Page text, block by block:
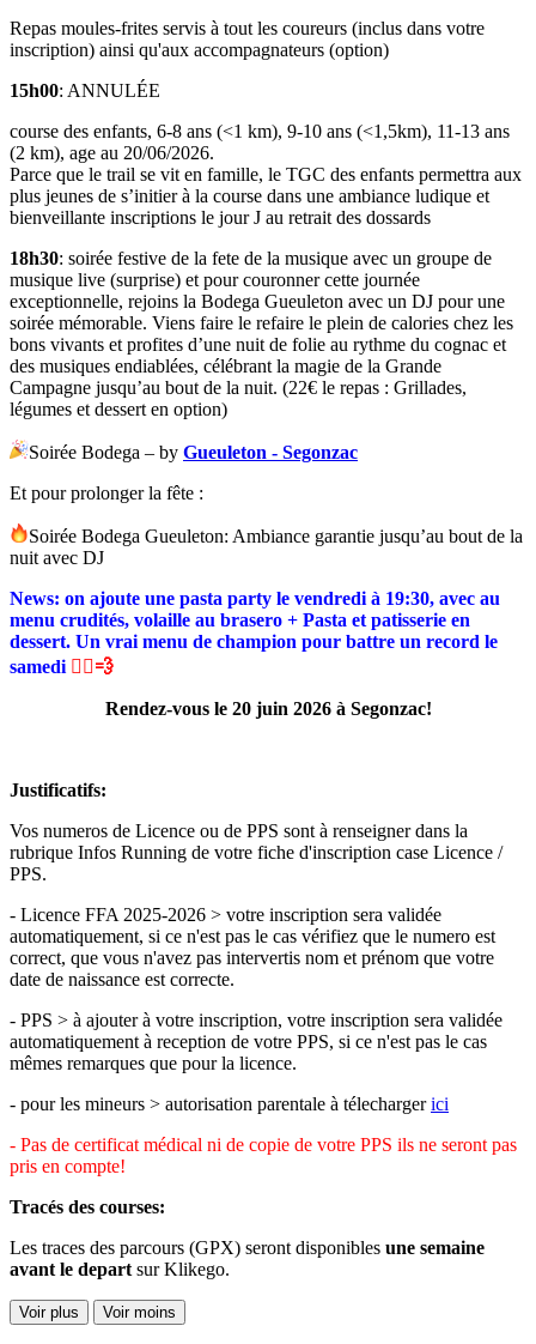
Repas moules-frites servis à tout les coureurs (inclus dans votre
inscription) ainsi qu'aux accompagnateurs (option)
15h00: ANNULÉE
course des enfants, 6-8 ans (<1 km), 9-10 ans (<1,5km), 11-13 ans
(2 km), age au 20/06/2026.
Parce que le trail se vit en famille, le TGC des enfants permettra aux
plus jeunes de s’initier à la course dans une ambiance ludique et
bienveillante inscriptions le jour J au retrait des dossards
18h30: soirée festive de la fete de la musique avec un groupe de
musique live (surprise) et pour couronner cette journée
exceptionnelle, rejoins la Bodega Gueuleton avec un DJ pour une
soirée mémorable. Viens faire le refaire le plein de calories chez les
bons vivants et profites d’une nuit de folie au rythme du cognac et
des musiques endiablées, célébrant la magie de la Grande
Campagne jusqu’au bout de la nuit. (22€ le repas : Grillades,
légumes et dessert en option)
Soirée Bodega – by Gueuleton - Segonzac
Et pour prolonger la fête :
Soirée Bodega Gueuleton: Ambiance garantie jusqu’au bout de la
nuit avec DJ
News: on ajoute une pasta party le vendredi à 19:30, avec au
menu crudités, volaille au brasero + Pasta et patisserie en
dessert. Un vrai menu de champion pour battre un record le
samedi 🏃‍♂️💨
Rendez-vous le 20 juin 2026 à Segonzac!
Justificatifs:
Vos numeros de Licence ou de PPS sont à renseigner dans la
rubrique Infos Running de votre fiche d'inscription case Licence /
PPS.
- Licence FFA 2025-2026 > votre inscription sera validée
automatiquement, si ce n'est pas le cas vérifiez que le numero est
correct, que vous n'avez pas intervertis nom et prénom que votre
date de naissance est correcte.
- PPS > à ajouter à votre inscription, votre inscription sera validée
automatiquement à reception de votre PPS, si ce n'est pas le cas
mêmes remarques que pour la licence.
- pour les mineurs > autorisation parentale à télechargerici
- Pas de certificat médical ni de copie de votre PPS ils ne seront pas
pris en compte!
Tracés des courses:
Les traces des parcours (GPX) seront disponibles une semaine
avant le depart sur Klikego.
Voir plus Voir moins